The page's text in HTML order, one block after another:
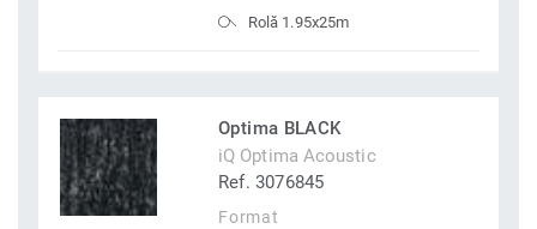
Rolă 1.95x25m
Optima BLACK
iQ Optima Acoustic
Ref. 3076845
Format